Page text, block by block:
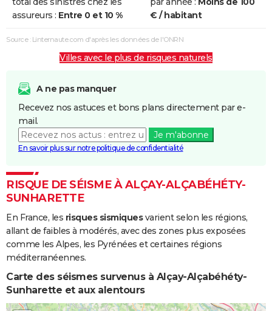
et/ou
Coulées de
Boue
liés à l'action
25/12/1999 29/12/1999 5 j
Inondations
et/ou
Coulées de
05/10/1992 07/10/1992 3 j
Inondations
Coulées de
Boue
16/06/1992 17/06/1992
Inondations
et/ou
Coulées de
26/07/1983
assureurs : Entre 0 et 10 %
€ / habitant
Source : Linternaute.com d'après les données de l'ONRN
Villes avec le plus de risques naturels
A ne pas manquer
Recevez nos astuces et bons plans directement par e-
mail.
Je m'abonne
En savoir plus sur notre politique de confidentialité
RISQUE DE SÉISME À ALÇAY-ALÇABÉHÉTY-
SUNHARETTE
En France, les risques sismiquesvarient selon les régions,
allant de faibles à modérés, avec des zones plus exposées
comme les Alpes, les Pyrénées et certaines régions
méditerranéennes.
Carte des séismes survenus à Alçay-Alçabéhéty-
Sunharette et aux alentours